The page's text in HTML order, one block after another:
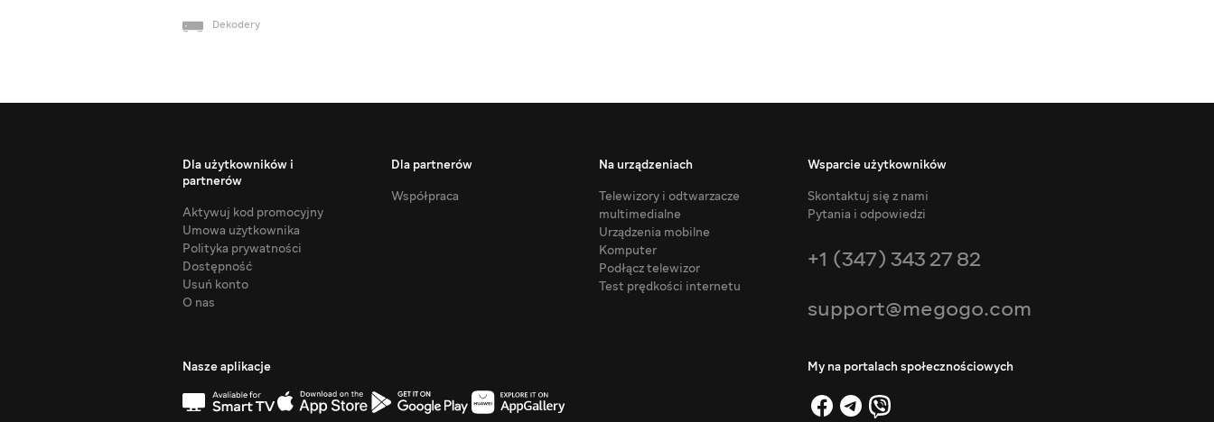
Dekodery
Dla użytkowników i
partnerów
Aktywuj kod promocyjny
Umowa użytkownika
Polityka prywatności
Dostępność
Usuń konto
O nas
Dla partnerów
Współpraca
Na urządzeniach
Telewizory i odtwarzacze
multimedialne
Urządzenia mobilne
Komputer
Podłącz telewizor
Test prędkości internetu
Wsparcie użytkowników
Skontaktuj się z nami
Pytania i odpowiedzi
+1 (347) 343 27 82
support@megogo.com
Nasze aplikacje My na portalach społecznościowych